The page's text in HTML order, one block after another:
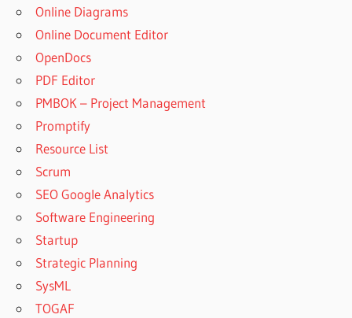
Online Diagrams
Online Document Editor
OpenDocs
PDF Editor
PMBOK – Project Management
Promptify
Resource List
Scrum
SEO Google Analytics
Software Engineering
Startup
Strategic Planning
SysML
TOGAF